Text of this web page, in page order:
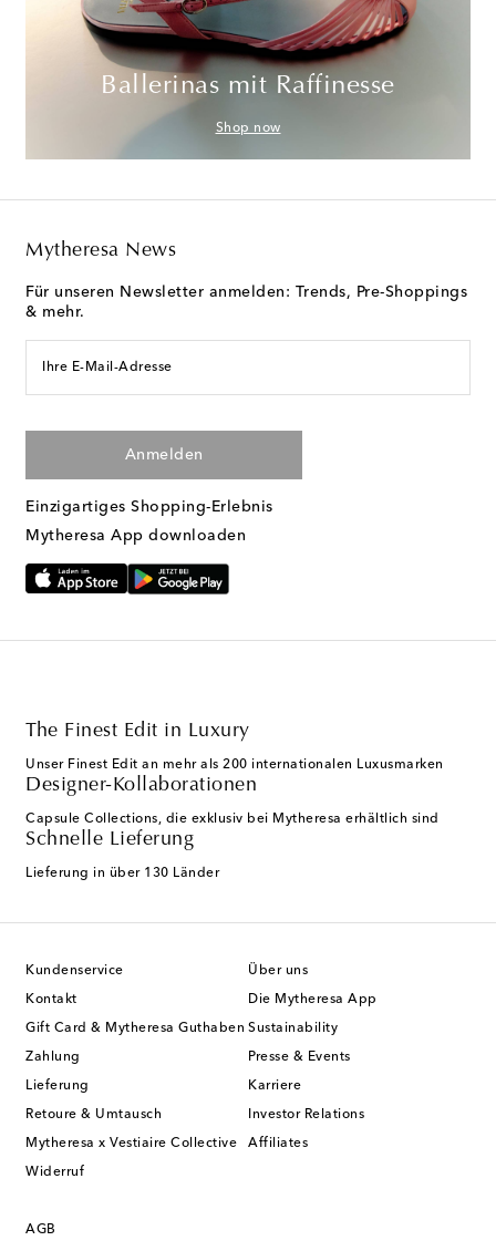
Ballerinas mit Raffinesse
Shop now
Mytheresa News
Für unseren Newsletter anmelden: Trends, Pre-Shoppings
& mehr.
Ihre E-Mail-Adresse
Anmelden
Einzigartiges Shopping-Erlebnis
Mytheresa App downloaden
The Finest Edit in Luxury
Unser Finest Edit an mehr als 200 internationalen Luxusmarken
Designer-Kollaborationen
Capsule Collections, die exklusiv bei Mytheresa erhältlich sind
Schnelle Lieferung
Lieferung in über 130 Länder
Kundenservice
Kontakt
Gift Card & Mytheresa Guthaben
Zahlung
Lieferung
Retoure & Umtausch
Mytheresa x Vestiaire Collective
Widerruf
Über uns
Die Mytheresa App
Sustainability
Presse & Events
Karriere
Investor Relations
Affiliates
AGB